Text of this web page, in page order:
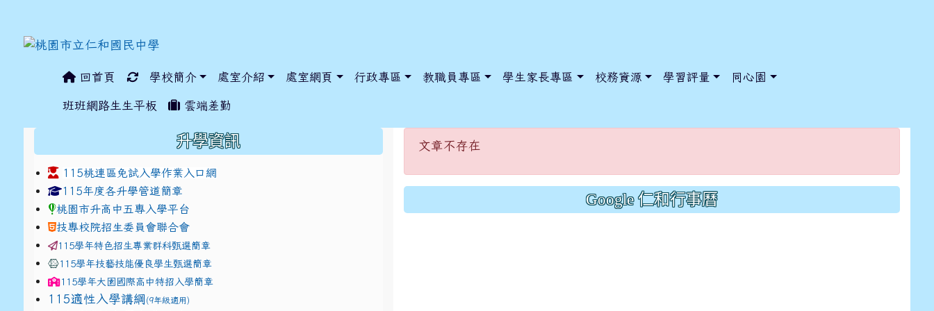
回首頁 學校簡介 處室介紹 處室網頁 行政專區 教職員專區 學生家長專區 校務資源 學習評量 同心園
班班網路生生平板 雲端差勤
文章不存在
文章不存在
Google 仁和行事曆
升學資訊
115桃連區免試入學作業入口網
link to https://www.jhjhs.tyc.edu.tw/modules/tadnews/index.php?nsn=5425
115年度各升學管道簡章link to http://tyc.entry.edu.tw/NoExamImitate_TL/NoExamImitateHome/Page/Public/ChooseSys?s=05 style=font-size: 1rem; background-
link to http://tyc.entry.edu.tw/NoExamImitate_TL/NoExamImitateHome/Page/Public/ChooseSys?s=05 style=font-size: 1rem; background-
桃園市升高中五專入學平台
技專校院招生委員會聯合會
115學年特色招生專業群科甄選簡章
115學年技藝技能優良學生甄選簡章
115學年大園國際高中特招入學簡章
115適性入學講綱 (9年級適用)